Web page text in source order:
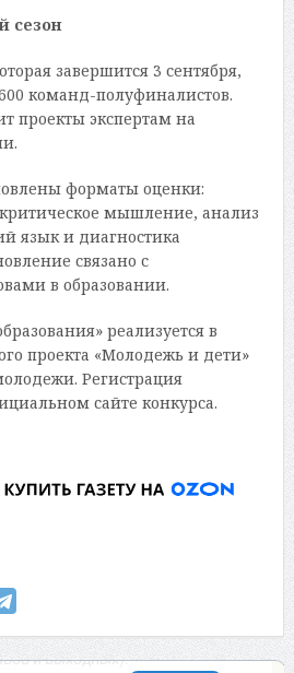
сезон
завершится 3 сентября,
команд-полуфиналистов.
проекты экспертам на
форматы оценки:
мышление, анализ
язык и диагностика
связано с
в образовании.
реализуется в
проекта «Молодежь и дети»
Регистрация
сайте конкурса.